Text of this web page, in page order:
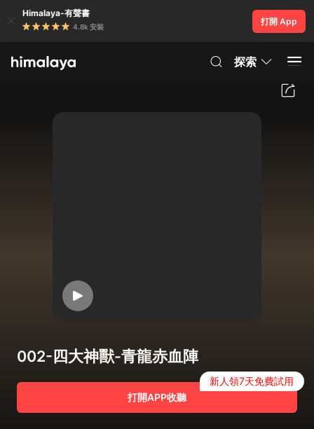
Himalaya-有聲書
4.8k 安裝
打開 App
探索
002-四大神獸-青龍赤血陣
打開APP收聽
新人領7天免費試用